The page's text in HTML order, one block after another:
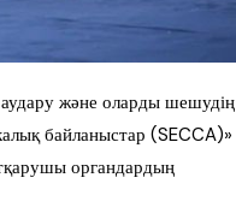
және оларды шешудің
байланыстар (SECCA)»
органдардың